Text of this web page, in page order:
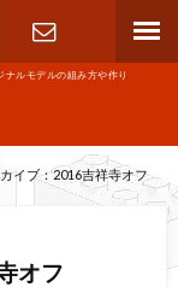
ルモデルの組み方や作り
せ
イブ：2016吉祥寺オフ
オフ